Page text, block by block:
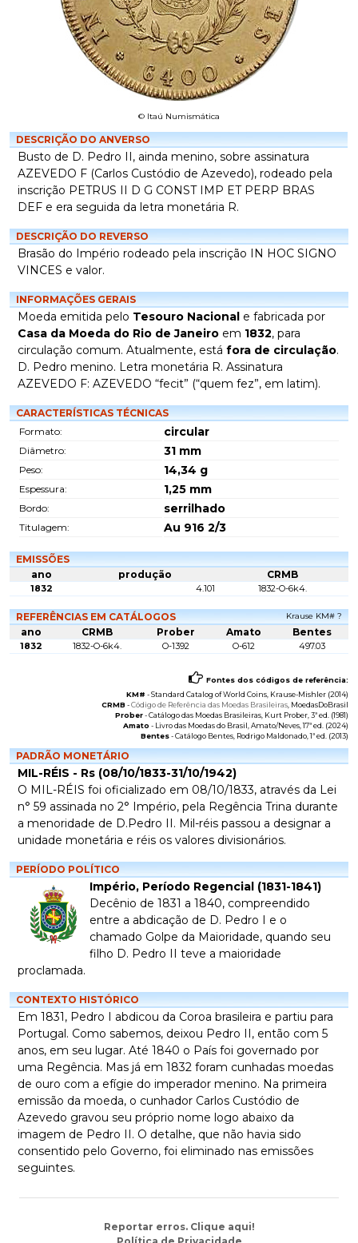
© Itaú Numismática
DESCRIÇÃO DO ANVERSO
Busto de D. Pedro II, ainda menino, sobre assinatura
AZEVEDO F (Carlos Custódio de Azevedo), rodeado pela
inscrição PETRUS II D G CONST IMP ET PERP BRAS
DEF e era seguida da letra monetária R.
DESCRIÇÃO DO REVERSO
Brasão do Império rodeado pela inscrição IN HOC SIGNO
VINCES e valor.
INFORMAÇÕES GERAIS
Moeda emitida pelo Tesouro Nacional e fabricada por
Casa da Moeda do Rio de Janeiro em 1832, para
circulação comum. Atualmente, está fora de circulação.
D. Pedro menino. Letra monetária R. Assinatura
AZEVEDO F: AZEVEDO “fecit” (“quem fez”, em latim).
CARACTERÍSTICAS TÉCNICAS
Formato:
circular
Diâmetro: 31 mm
Peso: 14,34 g
Espessura: 1,25 mm
Bordo: serrilhado
Titulagem: Au 916 2/3
EMISSÕES
ano
produção CRMB
1832 4.101 1832-O-6k4.
REFERÊNCIAS EM CATÁLOGOS Krause KM# ?
ano CRMB Prober Amato Bentes
1832 1832-O-6k4. O-1392 O-612 497.03
Fontes dos códigos de referência:
KM# -Standard Catalog of World Coins , Krause-Mishler (2014)
CRMB -Código de Referência das Moedas Brasileiras , MoedasDoBrasil
Prober-Catálogo das Moedas Brasileiras , Kurt Prober, 3ª ed. (1981)
Amato - Livro das Moedas do Brasil , Amato/Neves, 17ª ed. (2024)
Bentes-Catálogo Bentes , Rodrigo Maldonado, 1ª ed. (2013)
PADRÃO MONETÁRIO
MIL-RÉIS - Rs (08/10/1833-31/10/1942)
O MIL-RÉIS foi oficializado em 08/10/1833, através da Lei
n° 59 assinada no 2° Império, pela Regência Trina durante
a menoridade de D.Pedro II. Mil-réis passou a designar a
unidade monetária e réis os valores divisionários.
PERÍODO POLÍTICO
Império, Período Regencial (1831-1841)
Decênio de 1831 a 1840, compreendido
entre a abdicação de D. Pedro I e o
chamado Golpe da Maioridade, quando seu
filho D. Pedro II teve a maioridade
proclamada.
CONTEXTO HISTÓRICO
Em 1831, Pedro I abdicou da Coroa brasileira e partiu para
Portugal. Como sabemos, deixou Pedro II, então com 5
anos, em seu lugar. Até 1840 o País foi governado por
uma Regência. Mas já em 1832 foram cunhadas moedas
de ouro com a efígie do imperador menino. Na primeira
emissão da moeda, o cunhador Carlos Custódio de
Azevedo gravou seu próprio nome logo abaixo da
imagem de Pedro II. O detalhe, que não havia sido
consentido pelo Governo, foi eliminado nas emissões
seguintes.
Reportar erros. Clique aqui!